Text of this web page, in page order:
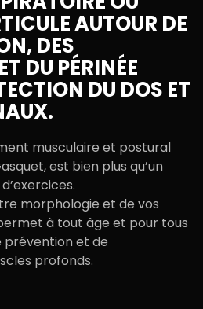
AUTOUR DE
DES
DU PÉRINÉE
DU DOS ET
musculaire et postural
est bien plus qu’un
morphologie et de vos
à tout âge et pour tous
prévention et de
profonds.